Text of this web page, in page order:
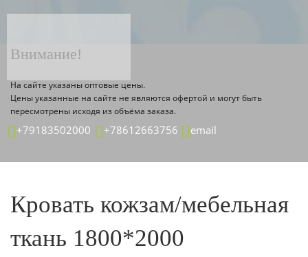
+79183502000 +78612663756 email
ТОВАР ДЕТАЛЬНО
Внимание!
На сайте указаны оптовые цены.
Цены указанные на сайте не являются офертой и могут быть
пересмотрены исходя из объёма заказа.
Кровать кожзам/мебельная
ткань 1800*2000